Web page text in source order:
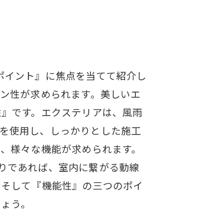
ント』に焦点を当てて紹介し
性が求められます。美しいエ
です。エクステリアは、風雨
使用し、しっかりとした施工
々な機能が求められます。
であれば、室内に繋がる動線
して『機能性』の三つのポイ
う。